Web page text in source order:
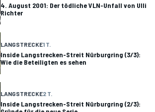
4. August 2001: Der tödliche VLN-Unfall von Ulli
Richter
LANGSTRECKE1 T.
Inside Langstrecken-Streit Nürburgring (3/3):
Wie die Beteiligten es sehen
LANGSTRECKE2 T.
Inside Langstrecken-Streit Nürburgring (2/3):